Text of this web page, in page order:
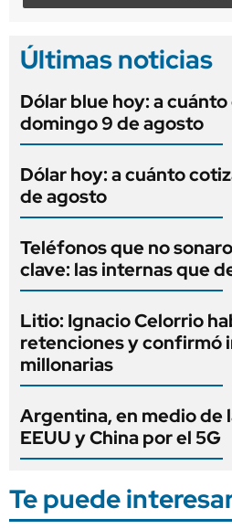
Últimas noticias
Dólar blue hoy: a
domingo 9 de agosto
Dólar hoy: a cuánto
de agosto
Teléfonos que no
clave: las internas que
Litio: Ignacio Celorrio
retenciones y confirmó
millonarias
Argentina, en medio de
EEUU y China por el 5G
Te puede